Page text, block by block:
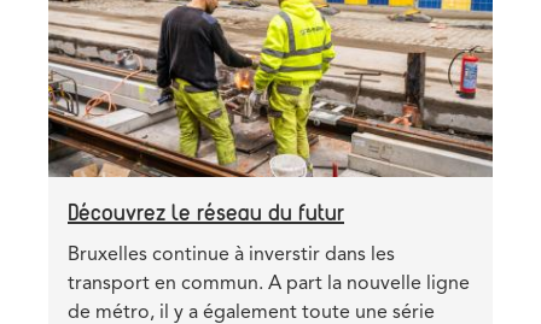
essentiel
pour
Bruxelles
?
Découvrez le réseau du futur
Teaser
Bruxelles continue à inverstir dans les
transport en commun. A part la nouvelle ligne
de métro, il y a également toute une série